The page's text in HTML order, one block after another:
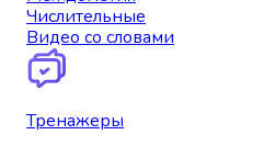
Числительные
Видео со словами
Тренажеры